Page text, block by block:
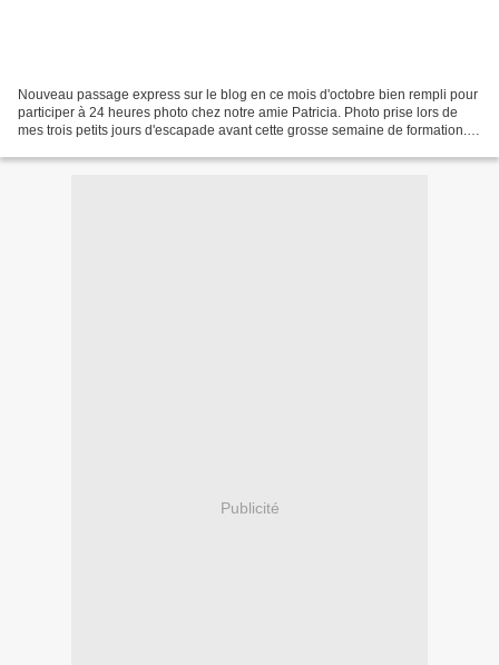
Nouveau passage express sur le blog en ce mois d'octobre bien rempli pour
participer à 24 heures photo chez notre amie Patricia. Photo prise lors de
mes trois petits jours d'escapade avant cette grosse semaine de formation.
Publicité